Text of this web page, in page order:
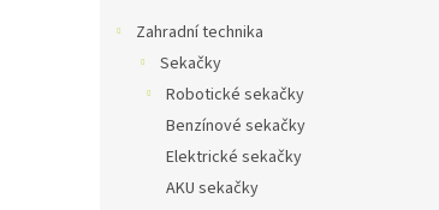
Zahradní technika
Sekačky
Robotické sekačky
Benzínové sekačky
Elektrické sekačky
AKU sekačky